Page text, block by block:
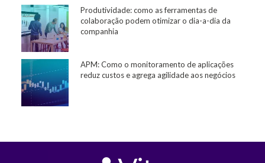
Produtividade: como as ferramentas de
colaboração podem otimizar o dia-a-dia da
companhia
APM: Como o monitoramento de aplicações
reduz custos e agrega agilidade aos negócios